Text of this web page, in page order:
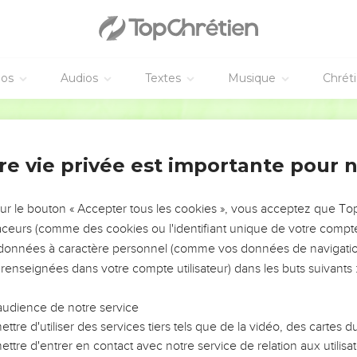
Audios Textes Musique
ni une femme répudiée, ni une femme déshonorée ou
son peuple.
homme de ta race et parmi tes descendants, qui aura un
l'aliment de son Dieu.
défaut corporel ne pourra s'approcher : un homme aveugle,
au pied ou à la main ;
ayant une tache à l'oeil, la gale, une dartre, ou les
par le feu ; il a un défaut corporel : il ne s'approchera
de son Dieu, des choses très saintes et des choses saintes.
vie privée est importante pour
le bouton « Accepter tous les cookies », vous acceptez que
(comme des cookies ou l'identifiant unique de votre
à caractère personnel (comme vos données de
dans votre compte utilisateur) dans les buts suivants
de notre service
d'utiliser des services tiers tels que de la vidéo, des cartes
d'entrer en contact avec notre service de relation aux